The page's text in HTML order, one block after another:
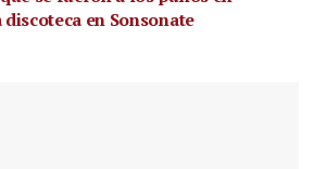
en Sonsonate